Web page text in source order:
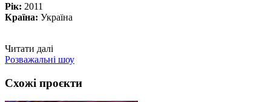
Рік: 2011
Країна: Україна
Читати далі
Розважальні шоу
Схожі проєкти